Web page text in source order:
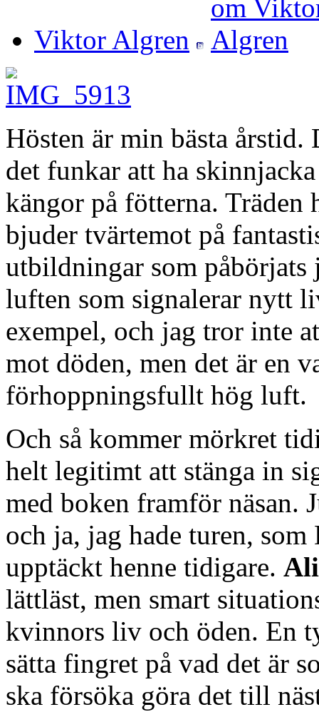
Viktor Algren
Hösten är min bästa
det funkar att ha
kängor på fötterna. Träden
bjuder tvärtemot på
utbildningar som påbörjats
luften som signalerar nytt
exempel, och jag tror inte
mot döden, men det är en
förhoppningsfullt hög luft.
Och så kommer mörkret
helt legitimt att stänga in
med boken framför näsan.
och ja, jag hade turen,
upptäckt henne tidigare.
lättläst, men smart
kvinnors liv och öden. En
sätta fingret på vad det är
ska försöka göra det till